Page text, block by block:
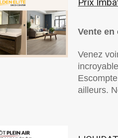
Vente en
Venez
ailleurs.